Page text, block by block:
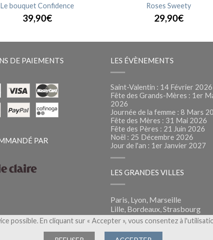
Le bouquet Confidence
39,90€
Roses Sweety
29,90€
DE PAIEMENTS
PAR
LES ÉVÈNEMENTS
Saint-Valentin : 14 Février 2026
Fête des Grands-Mères : 1er
2026
Journée de la femme : 8 Mars
Fête des Mères : 31 Mai 2026
Fête des Pères : 21 Juin 2026
Noël : 25 Décembre 2026
Jour de l'an : 1er Janvier 2027
LES GRANDES VILLES
Paris, Lyon, Marseille
Lille, Bordeaux, Strasbourg
Montpellier, Nantes, Nice
Foliflora, la livraison de fleurs
partout en France
possible. En cliquant sur « Accepter », vous consentez à